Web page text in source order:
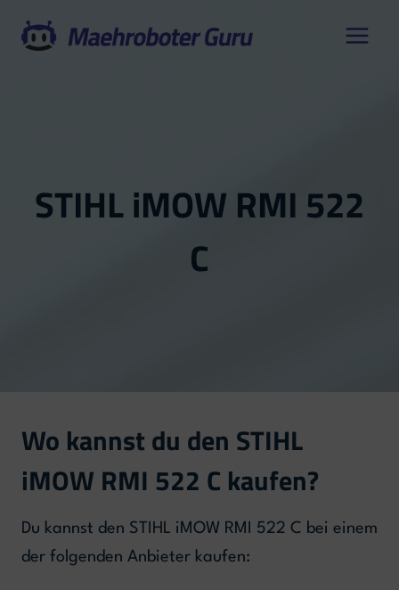
Inhalt
STIHL iMOW RMI 522
C
Wo kannst du den STIHL
iMOW RMI 522 C kaufen?
Du kannst den STIHL iMOW RMI 522 C bei einem
der folgenden Anbieter kaufen: